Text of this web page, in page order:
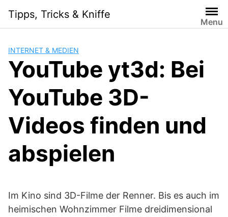
content
Tipps, Tricks & Kniffe
Menu
INTERNET & MEDIEN
YouTube yt3d: Bei
YouTube 3D-
Videos finden und
abspielen
Im Kino sind 3D-Filme der Renner. Bis es auch im
heimischen Wohnzimmer Filme dreidimensional